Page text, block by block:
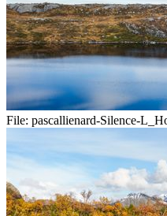
File: pascallienard-Silence-